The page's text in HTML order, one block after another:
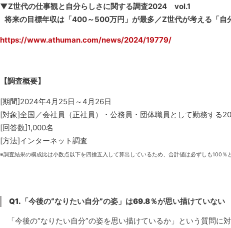
▼Z世代の仕事観と自分らしさに関する調査2024 vol.1
将来の目標年収は「400～500万円」が最多／Z世代が考える「自
https://www.athuman.com/news/2024/19779/
【調査概要】
[期間]2024年4月25日～4月26日
[対象]全国／会社員（正社員）・公務員・団体職員として勤務する
[回答数]1,000名
[方法]インターネット調査
※調査結果の構成比は小数点以下を四捨五入して算出しているため、合計値は必ずしも100％
Q1.「今後の“なりたい自分”の姿」は69.8％が思い描けていない
「今後の“なりたい自分”の姿を思い描けているか」という質問に